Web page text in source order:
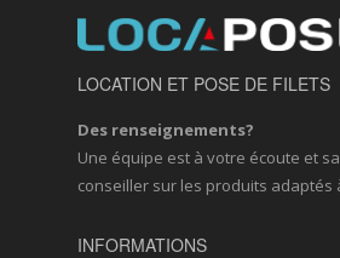
LOCATION ET POSE DE FILETS
Des renseignements?
Une équipe est à votre écoute et
conseiller sur les produits adaptés
INFORMATIONS